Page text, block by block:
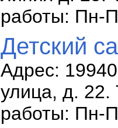
работы: Пн-
Детский
Адрес:
улица, д.
работы: Пн-